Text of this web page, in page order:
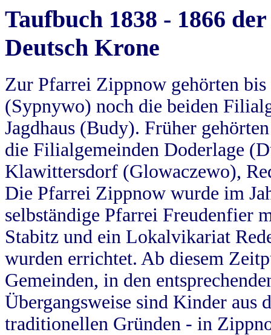
Taufbuch 1838 - 1866
Deutsch Krone
Zur Pfarrei Zippnow gehörten
(Sypnywo) noch die beiden
Jagdhaus (Budy). Früher
die Filialgemeinden Doderlage
Klawittersdorf (Glowaczewo),
Die Pfarrei Zippnow wurde im
selbständige Pfarrei Freudenfier
Stabitz und ein Lokalvikariat
wurden errichtet. Ab diesem
Gemeinden, in den
Übergangsweise sind Kinder aus
traditionellen Gründen - in